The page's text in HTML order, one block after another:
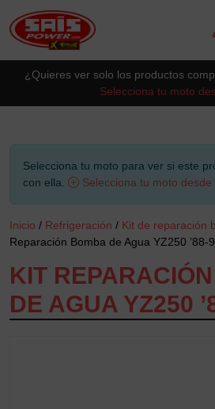
¿Quieres ver solo los productos
Selecciona tu moto
Selecciona tu moto para ver si este
con ella.
Selecciona tu moto desde
Inicio / Refrigeración / Kit de reparación
Reparación Bomba de Agua YZ250 ’88-
KIT
DE AGUA YZ250